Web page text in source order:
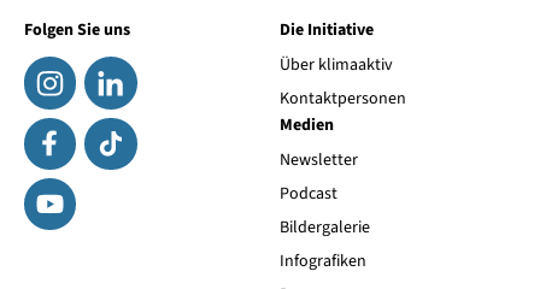
Folgen Sie uns
Die Initiative
Über klimaaktiv
Kontaktpersonen
Medien
Newsletter
Podcast
Bildergalerie
Infografiken